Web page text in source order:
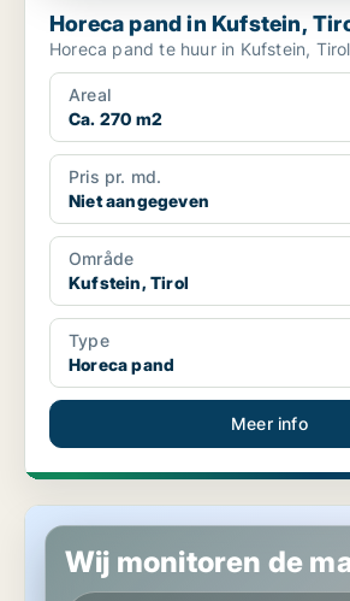
Horeca pand in Kufstein,
Horeca pand te huur in Kufstein, Tirol
Areal
Ca. 270 m2
Pris pr. md.
Niet aangegeven
Område
Kufstein, Tirol
Type
Horeca pand
Meer info
Horeca pand in Brixen im Thale, Tirol
Wij monitoren de